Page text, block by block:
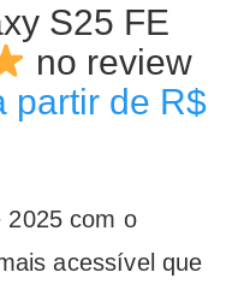
S25 FE
no review
partir de R$
2025 com o
acessível que